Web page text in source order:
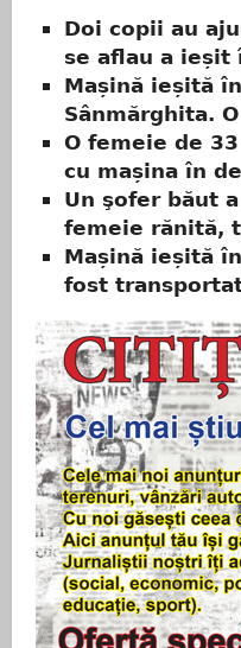
Doi copii au
se aflau a ieșit
Mașină ieșită
Sânmărghita.
O femeie de
cu mașina în
Un şofer băut
femeie rănită,
Mașină ieșită
fost